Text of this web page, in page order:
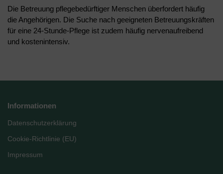
Die Betreuung pflegebedürftiger Menschen überfordert häufig
die Angehörigen. Die Suche nach geeigneten Betreuungskräften
für eine 24-Stunde-Pflege ist zudem häufig nervenaufreibend
und kostenintensiv.
Informationen
Datenschutzerklärung
Cookie-Richtlinie (EU)
Impressum